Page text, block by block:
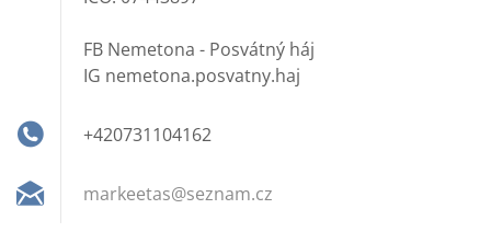
FB Nemetona - Posvátný háj
IG nemetona.posvatny.haj
+420731104162
markeetas@seznam.cz